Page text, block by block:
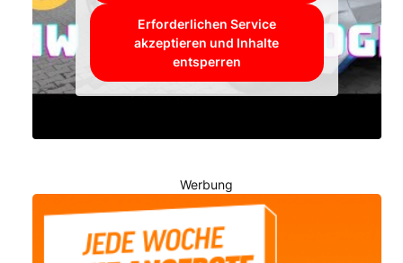
Erforderlichen Service
akzeptieren und Inhalte
entsperren
Werbung